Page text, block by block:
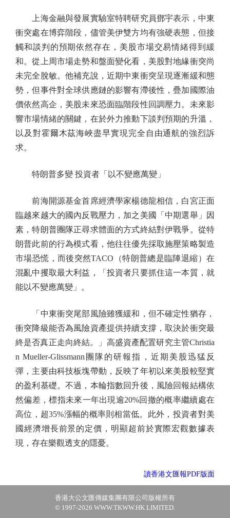
上海金融與發展實驗室特聘研究員鄧宇表示，中東
衝突處在博弈階段，儘管美伊雙方均有強硬表態，但接
觸和談判的預期依然存在，美股市場交易情緒得到緩
和。從上周市場走勢和盤面變化看，美股對地緣衝突尚
未完全脫敏。他補充說，近期中東衝突呈現逐漸緩和態
勢，但事件對全球供應鏈的影響有滯後性，疊加國際油
價依然高企，美股未來恐面臨階段性回調壓力。未來影
響市場情緒的關鍵，在於外力推動下談判預期的升溫，
以及對霍爾木茲海峽盡早實現完全自由通航的強烈訴
求。
特朗普多變 投資者「以不變應萬變」
前海開源基金首席經濟學家楊德龍相信，白宮正面
臨越來越大的國內反戰壓力，加之美國「中期選舉」因
素，特朗普團隊正尋求體面的方式終結對伊戰爭。從特
朗普此前的行為模式看，他往往優先採取施壓策略製造
市場恐慌，而後突然TACO（特朗普總是臨陣退縮）在
混亂中攫取最大利益，「投資者只要抓住這一本質，就
能以不變應萬變」。
「中東衝突尾部風險雖獲緩和，但不確定性猶存，
衝突降級能否為風險資產提供持續支撐，取決於衝突最
終是否真正走向終結。」高盛資產配置研究主管Christia
n Mueller-Glissmann團隊的研報指，近期美股迅猛反
彈，主要由科技板塊帶動，反映了年初以來美股較堅實
的盈利基礎。不過，本輪指數回升後，風險回報結構依
然偏差，標指未來一年出現逾20%回撤的概率繼續處在
高位，超35%漲幅的概率則相當低。此外，投資者對美
國經濟增長前景的定價，明顯超前於實際宏觀數據表
現，存在樂觀透支的隱憂。
讀香港文匯報PDF版面
香港大公文匯傳媒集團有限公司版權所有
© 1997-2026 WWW.TKWW.HK LIMITED.